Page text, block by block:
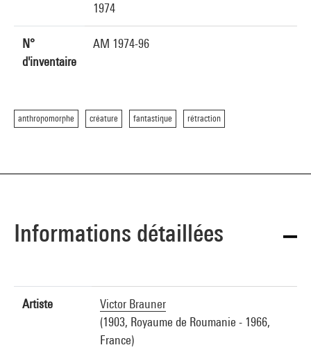
1974
N°
d'inventaire
AM 1974-96
anthropomorphe créature fantastique rétraction
Informations détaillées
Artiste
Victor Brauner
(1903, Royaume de Roumanie - 1966,
France)